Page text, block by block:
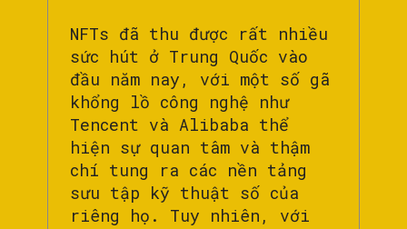
NFTs đã thu được rất nhiều
sức hút ở Trung Quốc vào
đầu năm nay, với một số gã
khổng lồ công nghệ như
Tencent và Alibaba thể
hiện sự quan tâm và thậm
chí tung ra các nền tảng
sưu tập kỹ thuật số của
riêng họ. Tuy nhiên, với